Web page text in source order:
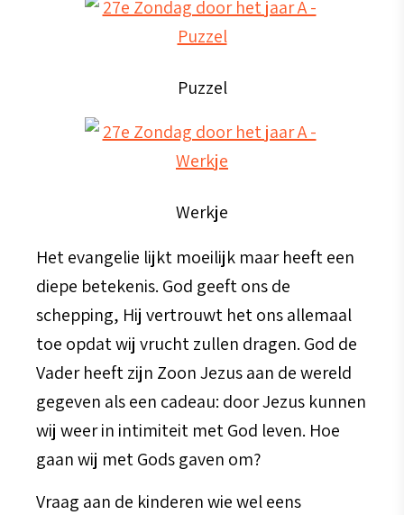
Puzzel
Werkje
Het evangelie lijkt moeilijk maar heeft een
diepe betekenis. God geeft ons de
schepping, Hij vertrouwt het ons allemaal
toe opdat wij vrucht zullen dragen. God de
Vader heeft zijn Zoon Jezus aan de wereld
gegeven als een cadeau: door Jezus kunnen
wij weer in intimiteit met God leven. Hoe
gaan wij met Gods gaven om?
Vraag aan de kinderen wie wel eens